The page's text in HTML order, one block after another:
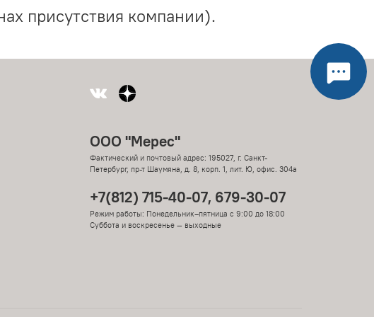
присутствия компании).
ООО "Мерес"
Фактический и почтовый адрес: 195027, г. Санкт-
Петербург, пр-т Шаумяна, д. 8, корп. 1, лит. Ю, офис. 304а
+7(812) 715-40-07, 679-30-07
Режим работы: Понедельник–пятница с 9:00 до 18:00
Суббота и воскресенье — выходные